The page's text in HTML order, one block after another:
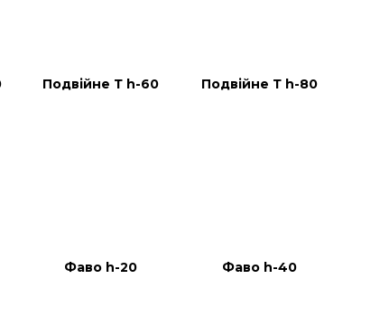
Подвійне Т h-60 Подвійне Т h-80
Фаво h-20 Фаво h-40